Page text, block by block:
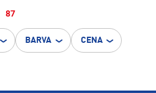
87
BARVA CENA